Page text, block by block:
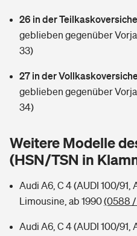
Sie haben Fragen?
Restkreditversicherung
Zur Übersicht
Tools
Wer versichert was: Jetzt
Sie haben Fragen?
Hundehalter-Haftpflicht
Handyversicherung
Zur Übersicht
Tools
Wer versichert was: Jetzt
Sie haben Fragen?
Rentenrechner: Wie viel Geld
26 in der
geblieben gegenüber
33)
27 in der
geblieben gegenüber
34)
Weitere Modelle
(HSN/TSN in
Audi A6, C 4 (AUDI 100/91,
Limousine, ab 1990(0588
Audi A6, C 4 (AUDI 100/91,